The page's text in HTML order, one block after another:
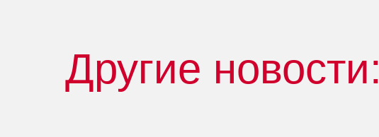
Другие новости: